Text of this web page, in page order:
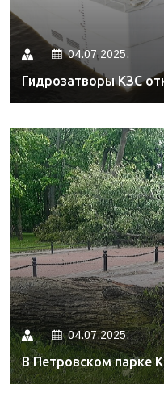
04.07.2025.
Гидрозатворы КЗС
04.07.2025.
В Петровском парке